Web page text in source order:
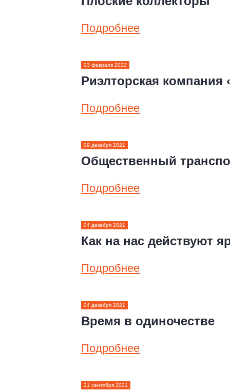
Подробнее
03 февраля 2022
Риэлторская компания
Подробнее
09 декабря 2021
Общественный
Подробнее
04 декабря 2021
Как на нас действуют
Подробнее
04 декабря 2021
Время в одиночестве
Подробнее
21 сентября 2021